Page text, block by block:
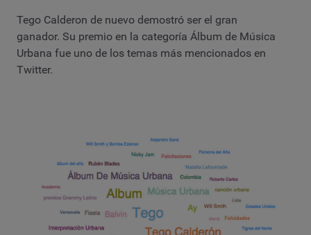
Tego Calderon de nuevo demostró ser el gran
ganador. Su premio en la categoría Álbum de Música
Urbana fue uno de los temas más mencionados en
Twitter.